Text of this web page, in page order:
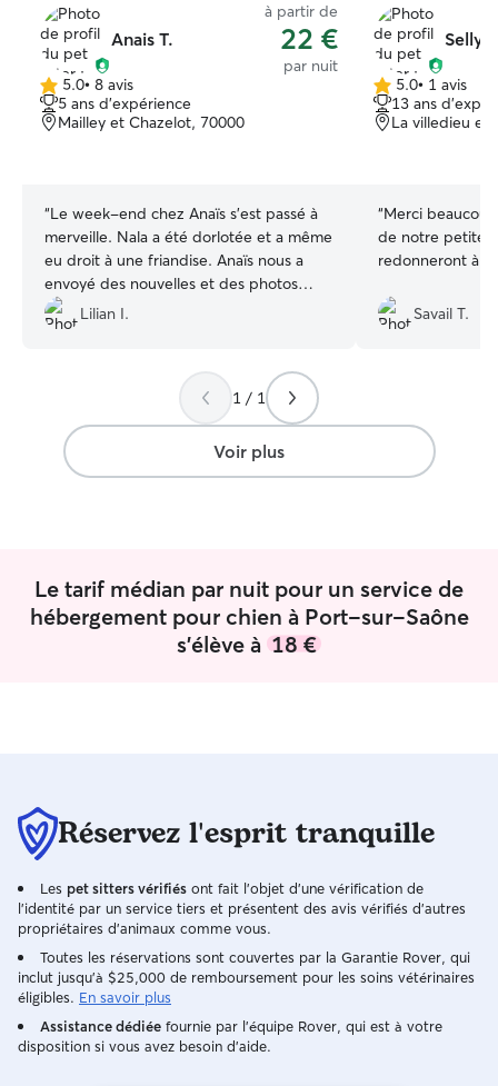
Anais T.
à partir de
22 €
par nuit
5.0 étoile(s)
sur
5
5.0• 8 avis
5 ans d'expérience
Mailley et Chazelot, 70000
“Le week-end chez Anaïs s’est passé à
merveille. Nala a été dorlotée et a même
eu droit à une friandise. Anaïs nous a
envoyé des nouvelles et des photos
plusieurs fois par jour. Je recommande
fortement Anaïs pour s’occuper de votre
Lilian I.
Selly
5.0 étoile(s)
sur
5
5.0• 1 avis
13 ans
La villedieu
“Merci
de notre petite
redonneront à
Savail T.
1 / 1
Voir plus
Le tarif médian par nuit pour un service de
hébergement pour chien à Port-sur-Saône
s'élève à 18 €
Réservez l'esprit tranquille
Les pet sitters vérifiés ont fait l'objet d'une vérification de
l'identité par un service tiers et présentent des avis vérifiés d'autres
propriétaires d'animaux comme vous.
Toutes les réservations sont couvertes par la Garantie Rover, qui
inclut jusqu'à $25,000 de remboursement pour les soins vétérinaires
éligibles. En savoir plus
Assistance dédiée fournie par l'équipe Rover, qui est à votre
disposition si vous avez besoin d'aide.